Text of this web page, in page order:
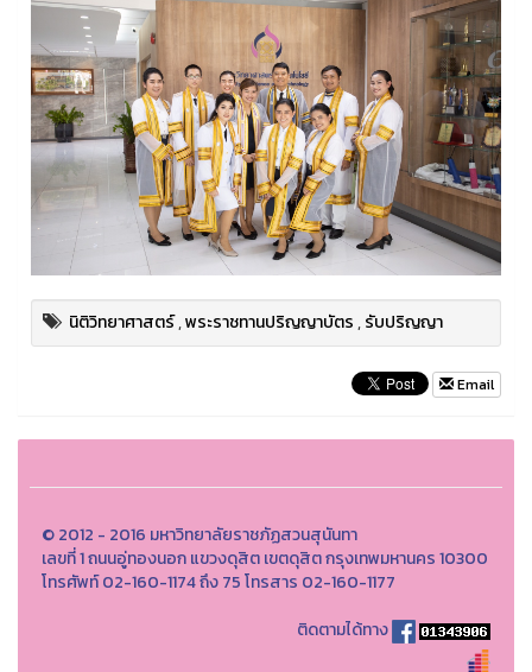
นิติวิทยาศาสตร์,พระราชทานปริญญาบัตร,รับปริญญา
Email
© 2012 - 2016 มหาวิทยาลัยราชภัฏสวนสุนันทา
เลขที่ 1 ถนนอู่ทองนอก แขวงดุสิต เขตดุสิต กรุงเทพมหานคร 10300
โทรศัพท์ 02-160-1174 ถึง 75 โทรสาร 02-160-1177
ติดตามได้ทาง